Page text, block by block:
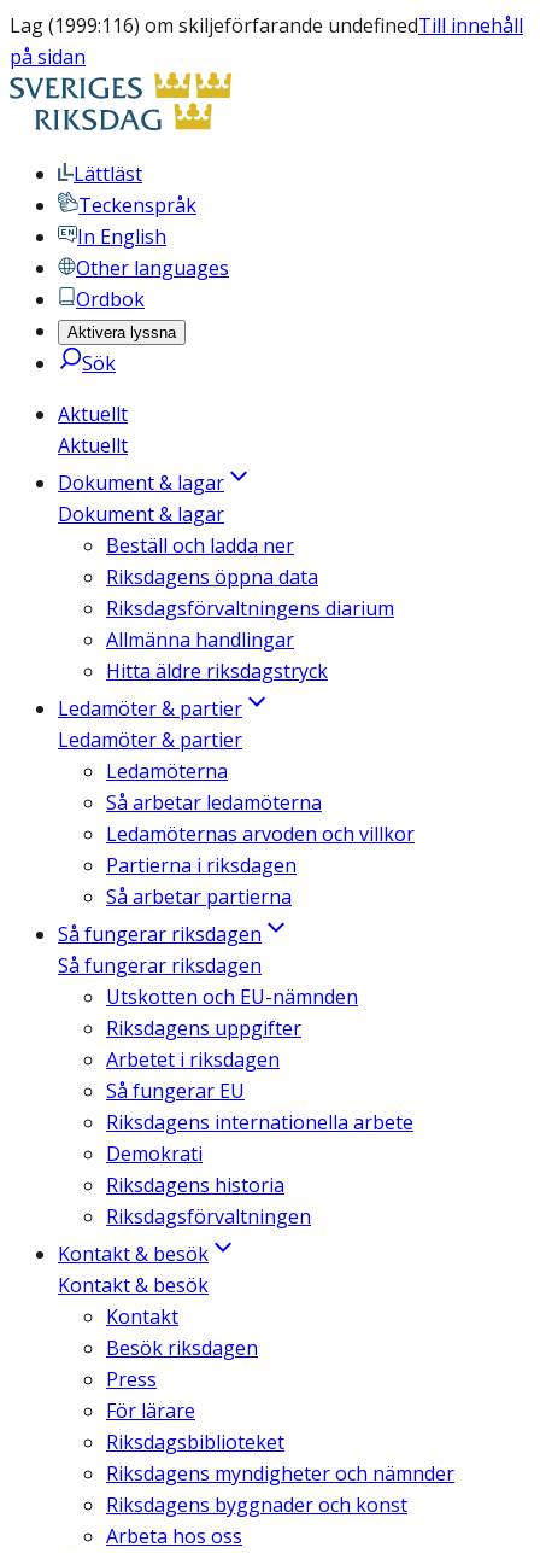
Lag (1999:116) om skiljeförfarande undefinedTill innehåll
på sidan
Lättläst
Teckenspråk
In English
Other languages
Ordbok
Aktivera lyssna
Sök
Aktuellt
Aktuellt
Dokument & lagar
Dokument & lagar
Beställ och ladda ner
Riksdagens öppna data
Riksdagsförvaltningens diarium
Allmänna handlingar
Hitta äldre riksdagstryck
Ledamöter & partier
Ledamöter & partier
Ledamöterna
Så arbetar ledamöterna
Ledamöternas arvoden och villkor
Partierna i riksdagen
Så arbetar partierna
Så fungerar riksdagen
Så fungerar riksdagen
Utskotten och EU-nämnden
Riksdagens uppgifter
Arbetet i riksdagen
Så fungerar EU
Riksdagens internationella arbete
Demokrati
Riksdagens historia
Riksdagsförvaltningen
Kontakt & besök
Kontakt & besök
Kontakt
Besök riksdagen
Press
För lärare
Riksdagsbiblioteket
Riksdagens myndigheter och nämnder
Riksdagens byggnader och konst
Arbeta hos oss